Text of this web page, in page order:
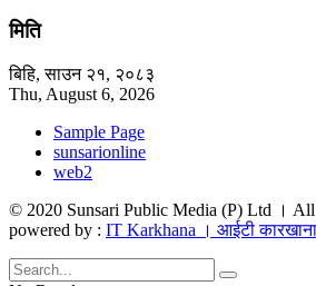
मिति
बिहि, साउन २१, २०८३
Thu, August 6, 2026
Sample Page
sunsarionline
web2
© 2020 Sunsari Public Media (P) Ltd ।
powered by : IT Karkhana । आईटी